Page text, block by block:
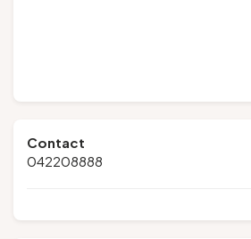
Contact
042208888